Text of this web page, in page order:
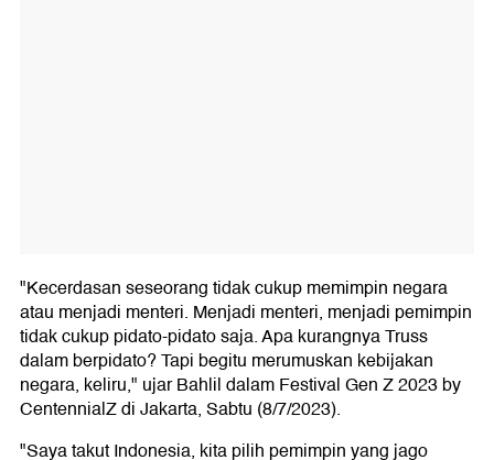
"Kecerdasan seseorang tidak cukup memimpin negara
atau menjadi menteri. Menjadi menteri, menjadi pemimpin
tidak cukup pidato-pidato saja. Apa kurangnya Truss
dalam berpidato? Tapi begitu merumuskan kebijakan
negara, keliru," ujar Bahlil dalam Festival Gen Z 2023 by
CentennialZ di Jakarta, Sabtu (8/7/2023).
"Saya takut Indonesia, kita pilih pemimpin yang jago